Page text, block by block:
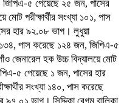
জিপিএ-৫ পেয়েছে ২৫ জন, পাসের
পরীক্ষার্থীর সংখ্যা ১০১, পাস
হার ৯২.০৮ ভাগ। লুধুয়া
১৩৪, পাস করেছে ১২৪ জন, জিপিএ-৫
জেনারেল হক উচ্চ বিদ্যালয়ে মোট
৫ পেয়েছে ১ জন, পাসের হার
সংখ্যা ১৪০, পাস করেছে
ভাগ। সিদ্দিকা বেগম বালিকা